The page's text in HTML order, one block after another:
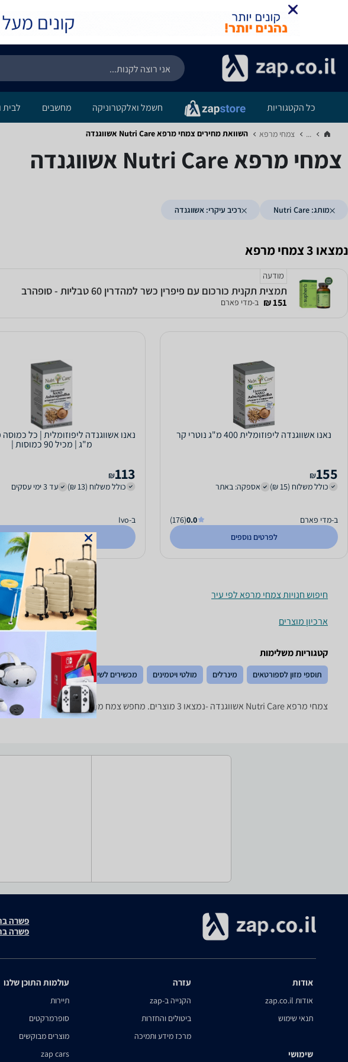
כל הקטגוריות חשמל ואלקטרוניקה מחשבים לבית
... צמחי מרפא‏ השוואת מחירים צמחי מרפא ‏Nutri Care ‏אשווגנדה
צמחי מרפא ‏Nutri Care ‏אשווגנדה
מותג: Nutri Care רכיב עיקרי: אשווגנדה
נמצאו 3 צמחי מרפא
מודעה
תמצית תקנית כורכום עם פיפרין כשר למהדרין 60 טבליות - סופהרב
151 ₪ ב-מדי פארם
נאנו אשווגנדה ליפוזומלית 400 מ"ג נוטרי קר
155
₪
כולל משלוח (15 ₪)
אספקה: באתר
ב-מדי פארם 0.0
(176)
לפרטים נוספים
מ"ג | מכיל 90 כמוסות |
113
₪
כולל משלוח (13 ₪)
עד 3 ימי עסקים
ב-Ivo
לפרטים נוספים
חיפוש חנויות צמחי מרפא לפי עיר
ארכיון מוצרים
קטגוריות משלימות
תוספי מזון לספורטאים מינרלים מולטי ויטמינים מכשירים לשיכוך כאבים ויטמינים
צמחי מרפא ‏Nutri Care ‏אשווגנדה -נמצאו 3 מוצרים. מחפש צמח מרפא? רק בזאפ תמצאו חוות דעת, השוואת מחירים ביותר מאלף חנויות בתחום טיפוח יופי ובריאות וכל המידע הנחוץ עבור קבלת החלטה חכמה!
פשרה
פשרה בת"צ
אודות
אודות zap.co.il
תנאי שימוש
שימושי
עזרה
הקנייה ב-zap
ביטולים והחזרות
מרכז מידע ותמיכה
עולמות התוכן שלנו
תיירות
סופרמרקטים
מוצרים מבוקשים
zap cars